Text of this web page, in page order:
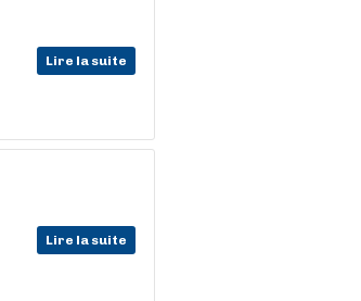
Lire la suite
Lire la suite